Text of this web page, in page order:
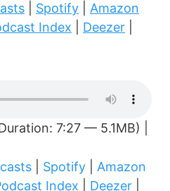
Spotify
Amazon
Index Deezer
7:27 — 5.1MB) |
Spotify
Amazon
Index Deezer